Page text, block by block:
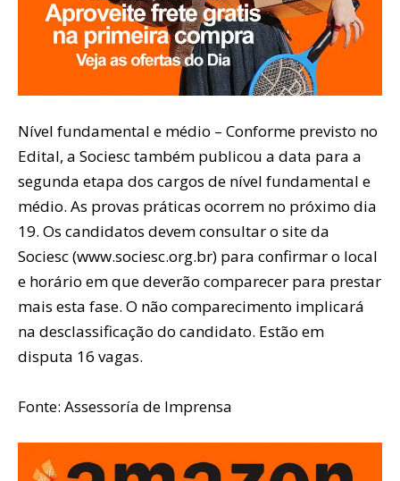
Nível fundamental e médio – Conforme previsto no
Edital, a Sociesc também publicou a data para a
segunda etapa dos cargos de nível fundamental e
médio. As provas práticas ocorrem no próximo dia
19. Os candidatos devem consultar o site da
Sociesc (www.sociesc.org.br) para confirmar o local
e horário em que deverão comparecer para prestar
mais esta fase. O não comparecimento implicará
na desclassificação do candidato. Estão em
disputa 16 vagas.
Fonte: Assessoría de Imprensa